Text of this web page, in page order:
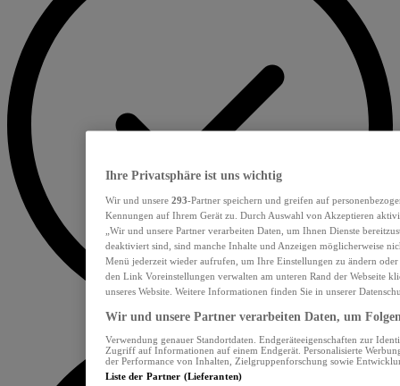
Ihre Privatsphäre ist uns wichtig
Wir und unsere 293-Partner speichern und greifen auf
Kennungen auf Ihrem Gerät zu. Durch Auswahl von Akzeptieren
„Wir und unsere Partner verarbeiten Daten, um Ihnen Dienste
deaktiviert sind, sind manche Inhalte und Anzeigen möglicherweise
Menü jederzeit wieder aufrufen, um Ihre Einstellungen zu ändern
den Link Voreinstellungen verwalten am unteren Rand der Webseite
unseres Website. Weitere Informationen finden Sie in unserer
Wir und unsere Partner verarbeiten Daten, um
Verwendung genauer Standortdaten. Endgeräteeigenschaften zur
Zugriff auf Informationen auf einem Endgerät. Personalisierte
der Performance von Inhalten, Zielgruppenforschung sowie
Liste der Partner (Lieferanten)